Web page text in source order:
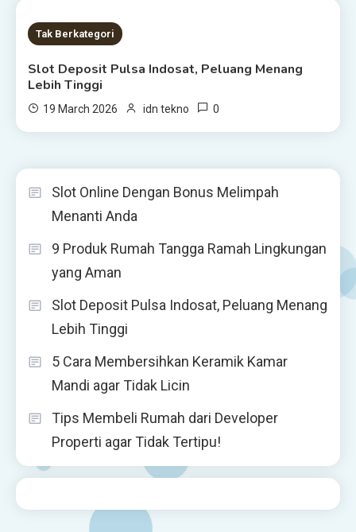
1 MIN READ
Tak Berkategori
Slot Deposit Pulsa Indosat, Peluang Menang
Lebih Tinggi
19 March 2026 idn tekno 0
Slot Online Dengan Bonus Melimpah
Menanti Anda
9 Produk Rumah Tangga Ramah Lingkungan
yang Aman
Slot Deposit Pulsa Indosat, Peluang Menang
Lebih Tinggi
5 Cara Membersihkan Keramik Kamar
Mandi agar Tidak Licin
Tips Membeli Rumah dari Developer
Properti agar Tidak Tertipu!